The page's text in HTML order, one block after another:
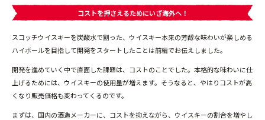
コストを押さえるためにいざ海外へ！
スコッチウイスキーを炭酸水で割った、ウイスキー本来の芳醇な味わいが楽しめる
ハイボールを目指して開発をスタートしたことは前編でお伝えしました。
開発を進めていく中で直面した課題は、コストのことでした。本格的な味わいに仕
上げるためには、ウイスキーの使用量が増えます。そうなると、やはりコストが高
くなり販売価格も変わってくるのです。
まずは、国内の酒造メーカーに、コストを抑えながら、ウイスキーの割合を増やし